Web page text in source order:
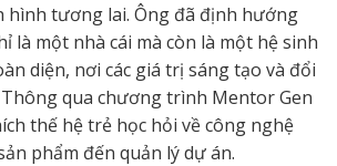
hình tương lai. Ông đã định hướng
là một nhà cái mà còn là một hệ sinh
diện, nơi các giá trị sáng tạo và đổi
qua chương trình Mentor Gen
thế hệ trẻ học hỏi về công nghệ
phẩm đến quản lý dự án.